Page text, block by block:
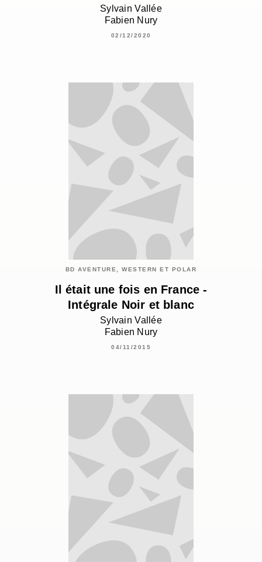
Sylvain Vallée
Fabien Nury
02/12/2020
BD AVENTURE, WESTERN ET POLAR
Il était une fois en France -
Intégrale Noir et blanc
Sylvain Vallée
Fabien Nury
04/11/2015